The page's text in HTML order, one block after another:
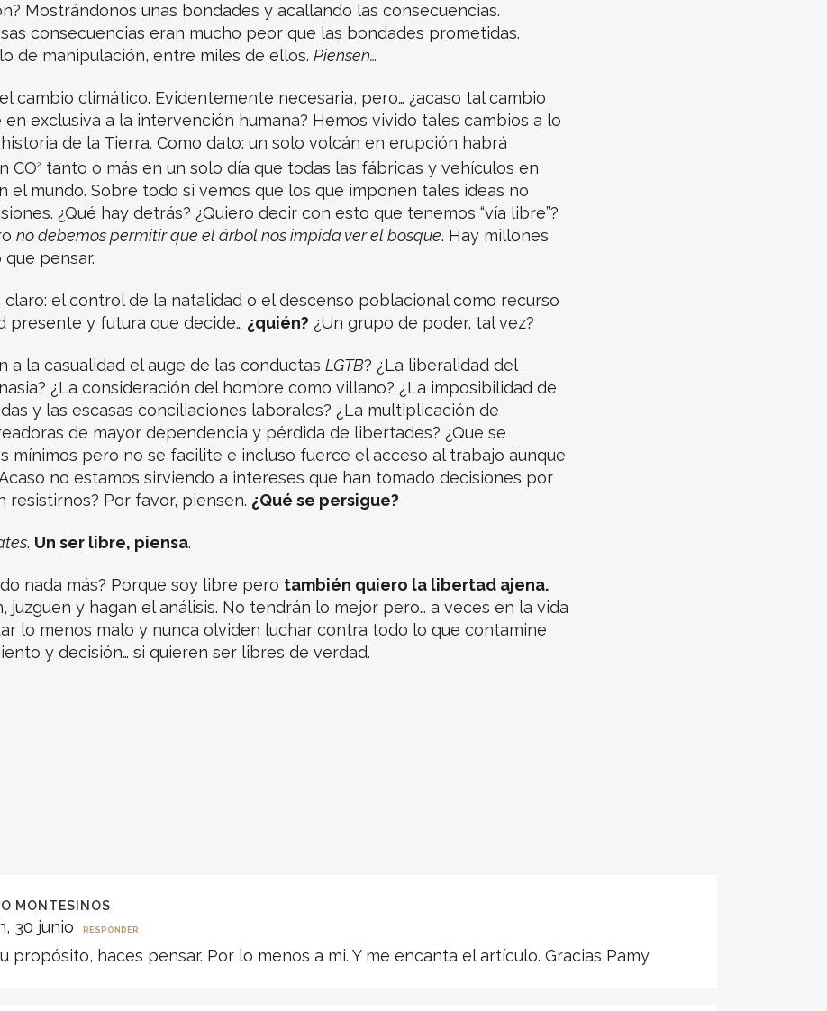
Mostrándonos unas bondades y acallando las consecuencias.
consecuencias eran mucho peor que las bondades prometidas.
de manipulación, entre miles de ellos. Piensen…
cambio climático. Evidentemente necesaria, pero… ¿acaso tal cambio
exclusiva a la intervención humana? Hemos vivido tales cambios a lo
de la Tierra. Como dato: un solo volcán en erupción habrá
CO2
tanto o más en un solo día que todas las fábricas y vehículos en
el mundo. Sobre todo si vemos que los que imponen tales ideas no
¿Qué hay detrás? ¿Quiero decir con esto que tenemos “vía libre”?
no debemos permitir que el árbol nos impida ver el bosque. Hay millones
pensar.
claro: el control de la natalidad o el descenso poblacional como recurso
presente y futura que decide… ¿quién? ¿Un grupo de poder, tal vez?
a la casualidad el auge de las conductas LGTB? ¿La liberalidad del
¿La consideración del hombre como villano? ¿La imposibilidad de
y las escasas conciliaciones laborales? ¿La multiplicación de
de mayor dependencia y pérdida de libertades? ¿Que se
mínimos pero no se facilite e incluso fuerce el acceso al trabajo aunque
no estamos sirviendo a intereses que han tomado decisiones por
resistirnos? Por favor, piensen. ¿Qué se persigue?
. Un ser libre, piensa.
nada más? Porque soy libre pero también quiero la libertad ajena.
juzguen y hagan el análisis. No tendrán lo mejor pero… a veces en la vida
lo menos malo y nunca olviden luchar contra todo lo que contamine
y decisión… si quieren ser libres de verdad.
MONTESINOS
30 junio RESPONDER
propósito, haces pensar. Por lo menos a mi. Y me encanta el artículo. Gracias Pamy